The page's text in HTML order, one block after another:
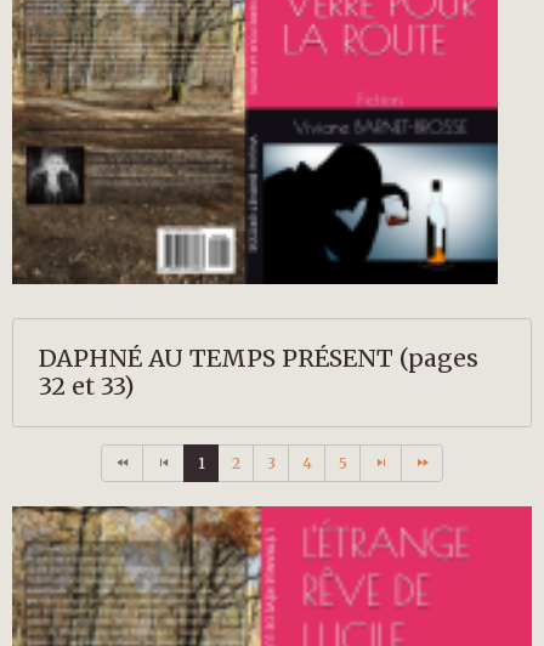
DAPHNÉ AU TEMPS PRÉSENT (pages
32 et 33)
1 2 3 4 5